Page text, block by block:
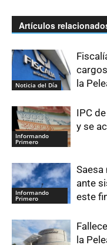
Artículos
Noticia del Día
la
Informando
Primero
IPC
y se
Informando
Primero
Saesa
ante
este
la